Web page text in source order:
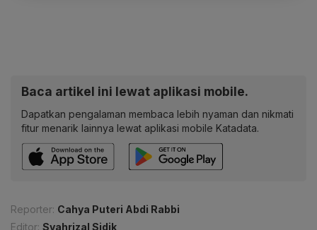
Baca artikel ini lewat aplikasi mobile.
Dapatkan pengalaman membaca lebih nyaman dan nikmati
fitur menarik lainnya lewat aplikasi mobile Katadata.
Reporter: Cahya Puteri Abdi Rabbi
Editor: Syahrizal Sidik